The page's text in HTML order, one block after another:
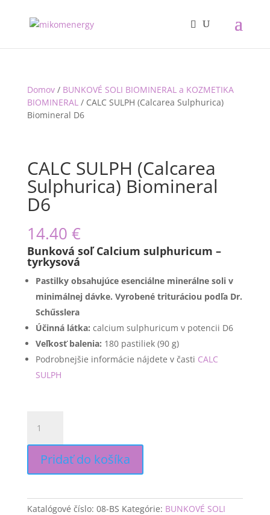
Domov/ BUNKOVÉ SOLI BIOMINERAL a KOZMETIKA
BIOMINERAL/ CALC SULPH (Calcarea Sulphurica)
Biomineral D6
CALC SULPH (Calcarea
Sulphurica) Biomineral
D6
14.40 €
Bunková soľ Calcium sulphuricum –
tyrkysová
Pastilky obsahujúce esenciálne minerálne soli v
minimálnej dávke. Vyrobené trituráciou podľa Dr.
Schűsslera
Účinná látka: ​ calcium sulphuricum v potencii D6
Veľkosť balenia: ​ 180 pastiliek (90 g)
Podrobnejšie informácie nájdete v časti CALC
SULPH
CALC
SULPH
(Calcarea
Sulphurica)
Pridať do košíka
Katalógové číslo: 08-BS Kategórie: BUNKOVÉ SOLI